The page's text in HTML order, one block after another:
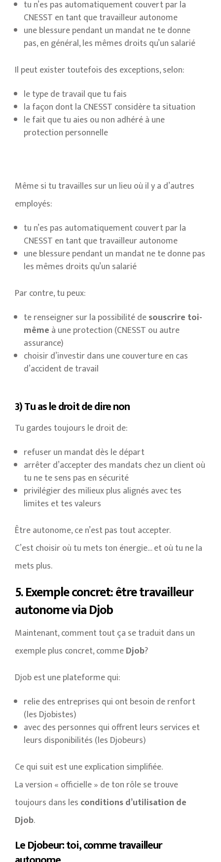
tu n’es pas automatiquement couvert par la
CNESST en tant que travailleur autonome
une blessure pendant un mandat ne te donne
pas, en général, les mêmes droits qu’un salarié
Il peut exister toutefois des exceptions, selon:
le type de travail que tu fais
la façon dont la CNESST considère ta situation
le fait que tu aies ou non adhéré à une
protection personnelle
Même si tu travailles sur un lieu où il y a d’autres
employés:
tu n’es pas automatiquement couvert par la
CNESST en tant que travailleur autonome
une blessure pendant un mandat ne te donne pas
les mêmes droits qu’un salarié
Par contre, tu peux:
te renseigner sur la possibilité desouscrire toi-
même à une protection (CNESST ou autre
assurance)
choisir d’investir dans une couverture en cas
d’accident de travail
3) Tu as le droit de dire non
Tu gardes toujours le droit de:
refuser un mandat dès le départ
arrêter d’accepter des mandats chez un client où
tu ne te sens pas en sécurité
privilégier des milieux plus alignés avec tes
limites et tes valeurs
Être autonome, ce n’est pas tout accepter.
C’est choisir où tu mets ton énergie… et où tu ne la
mets plus.
5. Exemple concret: être travailleur
autonome via Djob
Maintenant, comment tout ça se traduit dans un
exemple plus concret, commeDjob?
Djob est une plateforme qui:
relie des entreprises qui ont besoin de renfort
(les Djobistes)
avec des personnes qui offrent leurs services et
leurs disponibilités (les Djobeurs)
Ce qui suit est une explication simplifiée.
La version « officielle » de ton rôle se trouve
toujours dans les conditions d’utilisation de
Djob.
Le Djobeur: toi, comme travailleur